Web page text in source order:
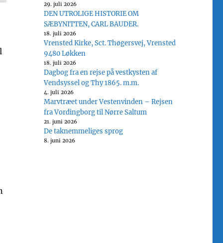
29. juli 2026
DEN UTROLIGE HISTORIE OM
SÆBYNITTEN, CARL BAUDER.
18. juli 2026
Vrensted Kirke, Sct. Thøgersvej, Vrensted
9480 Løkken
18. juli 2026
Dagbog fra en rejse på vestkysten af
Vendsyssel og Thy 1865. m.m.
4. juli 2026
Marvtræet under Vestenvinden – Rejsen
fra Vordingborg til Nørre Saltum
21. juni 2026
De taknemmeliges sprog
8. juni 2026